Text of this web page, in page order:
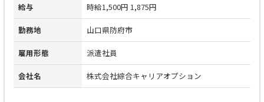
給与 時給1,500円 1,875円
勤務地 山口県防府市
雇用形態 派遣社員
会社名 株式会社綜合キャリアオプション